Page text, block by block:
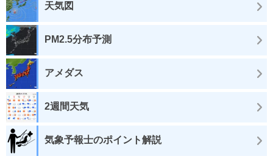
天気図
PM2.5分布予測
アメダス
2週間天気
気象予報士のポイント解説